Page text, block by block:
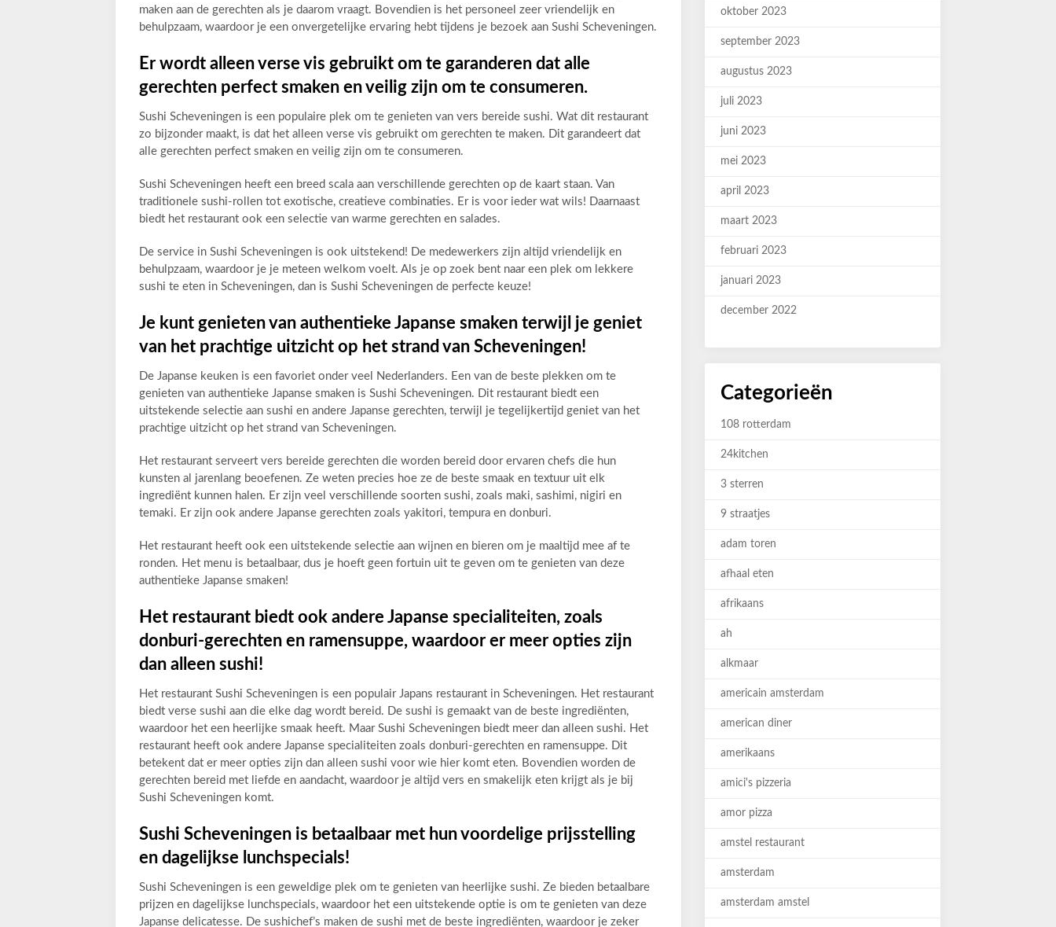
maken aan de gerechten als je daarom vraagt. Bovendien is het personeel zeer vriendelijk en
behulpzaam, waardoor je een onvergetelijke ervaring hebt tijdens je bezoek aan Sushi Scheveningen.
Er wordt alleen verse vis gebruikt om te garanderen dat alle
gerechten perfect smaken en veilig zijn om te consumeren.
Sushi Scheveningen is een populaire plek om te genieten van vers bereide sushi. Wat dit restaurant
zo bijzonder maakt, is dat het alleen verse vis gebruikt om gerechten te maken. Dit garandeert dat
alle gerechten perfect smaken en veilig zijn om te consumeren.
Sushi Scheveningen heeft een breed scala aan verschillende gerechten op de kaart staan. Van
traditionele sushi-rollen tot exotische, creatieve combinaties. Er is voor ieder wat wils! Daarnaast
biedt het restaurant ook een selectie van warme gerechten en salades.
De service in Sushi Scheveningen is ook uitstekend! De medewerkers zijn altijd vriendelijk en
behulpzaam, waardoor je je meteen welkom voelt. Als je op zoek bent naar een plek om lekkere
sushi te eten in Scheveningen, dan is Sushi Scheveningen de perfecte keuze!
Je kunt genieten van authentieke Japanse smaken terwijl je geniet
van het prachtige uitzicht op het strand van Scheveningen!
De Japanse keuken is een favoriet onder veel Nederlanders. Een van de beste plekken om te
genieten van authentieke Japanse smaken is Sushi Scheveningen. Dit restaurant biedt een
uitstekende selectie aan sushi en andere Japanse gerechten, terwijl je tegelijkertijd geniet van het
prachtige uitzicht op het strand van Scheveningen.
Het restaurant serveert vers bereide gerechten die worden bereid door ervaren chefs die hun
kunsten al jarenlang beoefenen. Ze weten precies hoe ze de beste smaak en textuur uit elk
ingrediënt kunnen halen. Er zijn veel verschillende soorten sushi, zoals maki, sashimi, nigiri en
temaki. Er zijn ook andere Japanse gerechten zoals yakitori, tempura en donburi.
Het restaurant heeft ook een uitstekende selectie aan wijnen en bieren om je maaltijd mee af te
ronden. Het menu is betaalbaar, dus je hoeft geen fortuin uit te geven om te genieten van deze
authentieke Japanse smaken!
Het restaurant biedt ook andere Japanse specialiteiten, zoals
donburi-gerechten en ramensuppe, waardoor er meer opties zijn
dan alleen sushi!
Het restaurant Sushi Scheveningen is een populair Japans restaurant in Scheveningen. Het restaurant
biedt verse sushi aan die elke dag wordt bereid. De sushi is gemaakt van de beste ingrediënten,
waardoor het een heerlijke smaak heeft. Maar Sushi Scheveningen biedt meer dan alleen sushi. Het
restaurant heeft ook andere Japanse specialiteiten zoals donburi-gerechten en ramensuppe. Dit
betekent dat er meer opties zijn dan alleen sushi voor wie hier komt eten. Bovendien worden de
gerechten bereid met liefde en aandacht, waardoor je altijd vers en smakelijk eten krijgt als je bij
Sushi Scheveningen komt.
Sushi Scheveningen is betaalbaar met hun voordelige prijsstelling
en dagelijkse lunchspecials!
Sushi Scheveningen is een geweldige plek om te genieten van heerlijke sushi. Ze bieden betaalbare
prijzen en dagelijkse lunchspecials, waardoor het een uitstekende optie is om te genieten van deze
Japanse delicatesse. De sushichef’s maken de sushi met de beste ingrediënten, waardoor je zeker
oktober 2023
september 2023
augustus 2023
juli 2023
juni 2023
mei 2023
april 2023
maart 2023
februari 2023
januari 2023
december 2022
Categorieën
108 rotterdam
24kitchen
3 sterren
9 straatjes
adam toren
afhaal eten
afrikaans
ah
alkmaar
americain amsterdam
american diner
amerikaans
amici's pizzeria
amor pizza
amstel restaurant
amsterdam
amsterdam amstel